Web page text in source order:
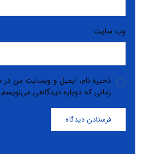
وب‌ سایت
ذخیره نام، ایمیل و وبسایت من در
زمانی که دوباره دیدگاهی می‌نویسم.
فرستادن دیدگاه